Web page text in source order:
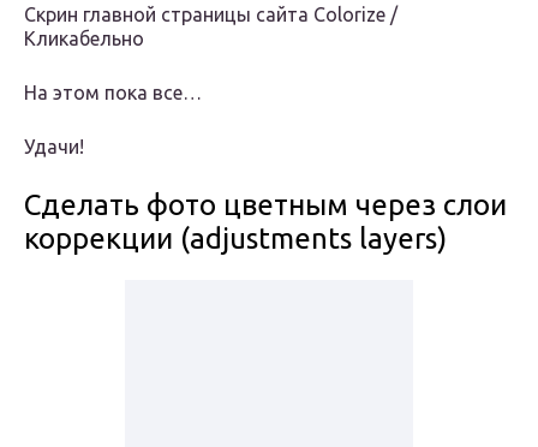
Скрин главной страницы сайта Colorize /
Кликабельно
На этом пока все…
Удачи!
Сделать фото цветным через слои
коррекции (adjustments layers)